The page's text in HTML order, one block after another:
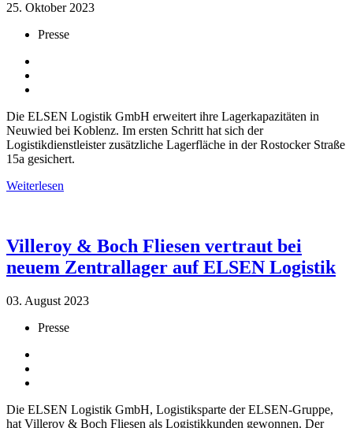
25. Oktober 2023
Presse
Die ELSEN Logistik GmbH erweitert ihre Lagerkapazitäten in
Neuwied bei Koblenz. Im ersten Schritt hat sich der
Logistikdienstleister zusätzliche Lagerfläche in der Rostocker Straße
15a gesichert.
Weiterlesen
Villeroy & Boch Fliesen vertraut bei
neuem Zentrallager auf ELSEN Logistik
03. August 2023
Presse
Die ELSEN Logistik GmbH, Logistiksparte der ELSEN-Gruppe,
hat Villeroy & Boch Fliesen als Logistikkunden gewonnen. Der